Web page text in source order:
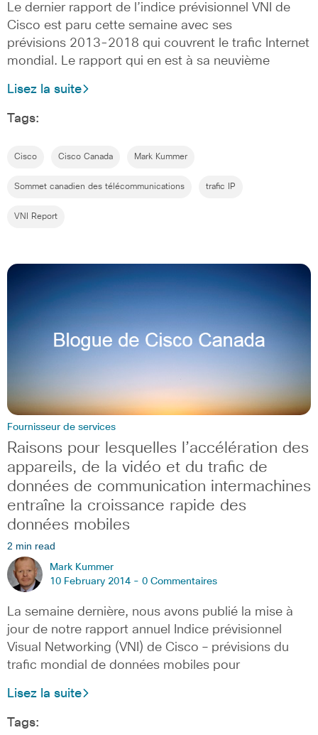
Le dernier rapport de l’indice prévisionnel VNI de
Cisco est paru cette semaine avec ses
prévisions 2013-2018 qui couvrent le trafic Internet
mondial. Le rapport qui en est à sa neuvième
Lisez la suite
Tags:
Cisco Cisco Canada Mark Kummer
Sommet canadien des télécommunications trafic IP
VNI Report
Fournisseur de services
Raisons pour lesquelles l’accélération des
appareils, de la vidéo et du trafic de
données de communication intermachines
entraîne la croissance rapide des
données mobiles
2 min read
Mark Kummer
10 February 2014 - 0 Commentaires
La semaine dernière, nous avons publié la mise à
jour de notre rapport annuel Indice prévisionnel
Visual Networking (VNI) de Cisco – prévisions du
trafic mondial de données mobiles pour
Lisez la suite
Tags: